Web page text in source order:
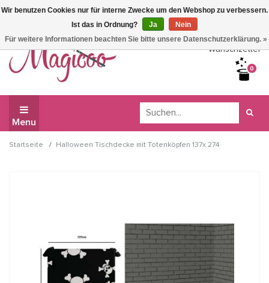
Wir haben Betriebsferien, daher können Sie derzeit nicht
bestellen.
Wunschzettel
0
Menu
Startseite / Halloween Tischdecke mit Totenköpfen 137x 274
Wir benutzen Cookies nur für interne Zwecke um den Webshop zu verbessern.
Ist das in Ordnung?
Ja
Nein
Für weitere Informationen beachten Sie bitte unsere Datenschutzerklärung. »